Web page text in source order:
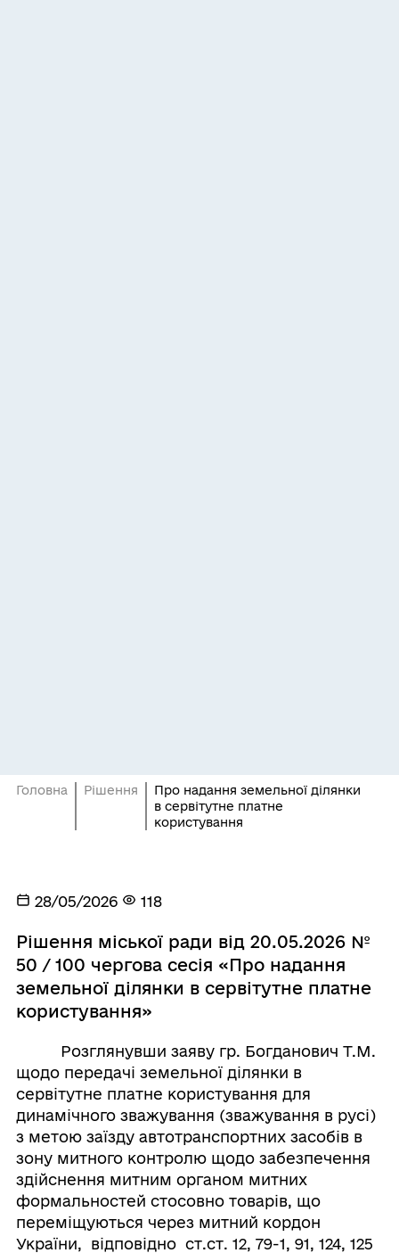
Головна Рішення
Про надання земельної ділянки
в сервітутне платне
користування
28/05/2026 118
Рішення міської ради від 20.05.2026 №
50 / 100 чергова сесія «Про надання
земельної ділянки в сервітутне платне
користування»
Розглянувши заяву гр. Богданович Т.М.
щодо передачі земельної ділянки в
сервітутне платне користування для
динамічного зважування (зважування в русі)
з метою заїзду автотранспортних засобів в
зону митного контролю щодо забезпечення
здійснення митним органом митних
формальностей стосовно товарів, що
переміщуються через митний кордон
України, відповідно ст.ст. 12, 79-1, 91, 124, 125